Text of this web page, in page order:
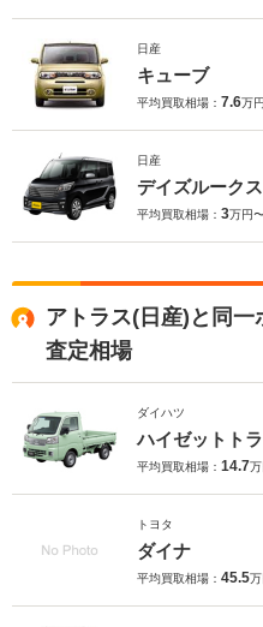
日産
キューブ
平均買取相場： 7.6万
日産
デイズルークス
平均買取相場： 3万円
アトラス(日産)と同一
査定相場
ダイハツ
ハイゼットト
平均買取相場： 14.7
トヨタ
ダイナ
平均買取相場： 45.5